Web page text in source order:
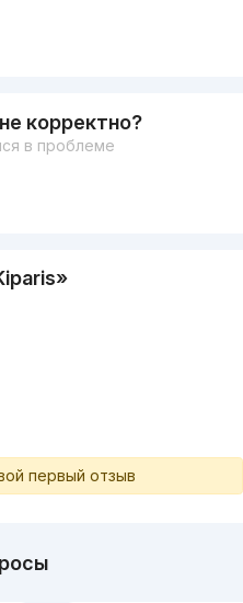
корректно?
в проблеме
первый отзыв